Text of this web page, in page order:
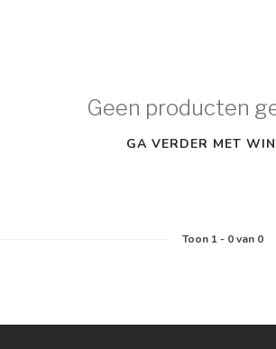
Geen producten
GA VERDER MET
Toon 1- 0van 0